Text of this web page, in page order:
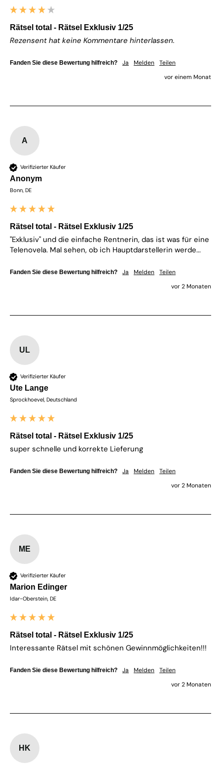
Rätsel total - Rätsel Exklusiv 1/25
Rezensent hat keine Kommentare hinterlassen.
Fanden Sie diese Bewertung hilfreich? Ja Melden
Teilen
vor einem Monat
A
Verifizierter Käufer
Anonym
Bonn, DE
Rätsel total - Rätsel Exklusiv 1/25
"Exklusiv" und die einfache Rentnerin, das ist was für eine
Telenovela. Mal sehen, ob ich Hauptdarstellerin werde...
Fanden Sie diese Bewertung hilfreich? Ja Melden
Teilen
vor 2 Monaten
UL
Verifizierter Käufer
Ute Lange
Sprockhoevel, Deutschland
Rätsel total - Rätsel Exklusiv 1/25
super schnelle und korrekte Lieferung
Fanden Sie diese Bewertung hilfreich? Ja Melden
Teilen
vor 2 Monaten
ME
Verifizierter Käufer
Marion Edinger
Idar-Oberstein, DE
Rätsel total - Rätsel Exklusiv 1/25
Interessante Rätsel mit schönen Gewinnmöglichkeiten!!!
Fanden Sie diese Bewertung hilfreich? Ja Melden
Teilen
vor 2 Monaten
HK